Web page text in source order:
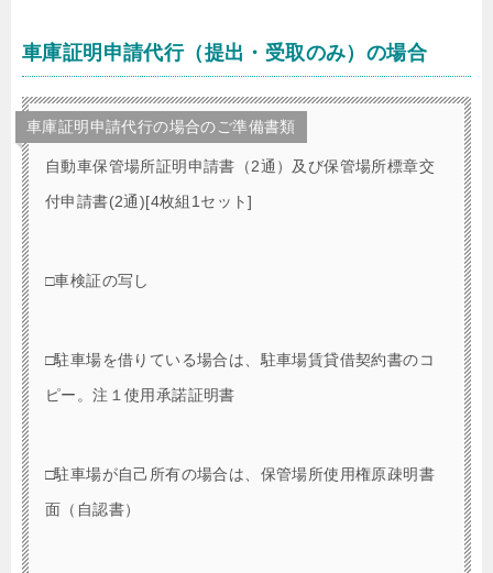
車庫証明申請代行（提出・受取のみ）の場合
車庫証明申請代行の場合のご準備書類
自動車保管場所証明申請書（2通）及び保管場所標章交
付申請書(2通)[4枚組1セット]
□車検証の写し
□駐車場を借りている場合は、駐車場賃貸借契約書のコ
ピー。注１使用承諾証明書
□駐車場が自己所有の場合は、保管場所使用権原疎明書
面（自認書）